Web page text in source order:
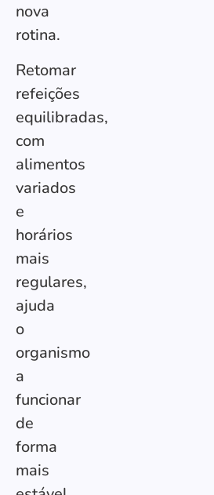
nova
rotina.
Retomar
refeições
equilibradas,
com
alimentos
variados
e
horários
mais
regulares,
ajuda
o
organismo
a
funcionar
de
forma
mais